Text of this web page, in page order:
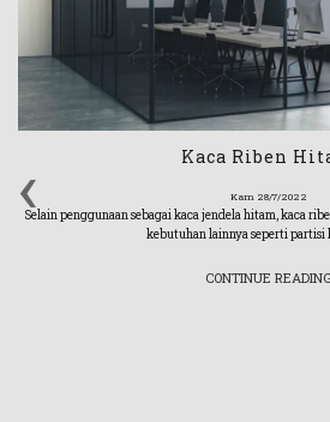
Kaca Riben
Kam 28/7/2022
Selain penggunaan sebagai kaca jendela hitam, kaca
kebutuhan lainnya seperti partisi
CONTINUE READING
‹